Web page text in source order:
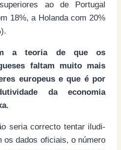
ao de Portugal
18%, a Holanda com 20%
a teoria de que os
faltam muito mais
europeus e que é por
da economia
seria correcto tentar iludi-
os dados oficiais, o número